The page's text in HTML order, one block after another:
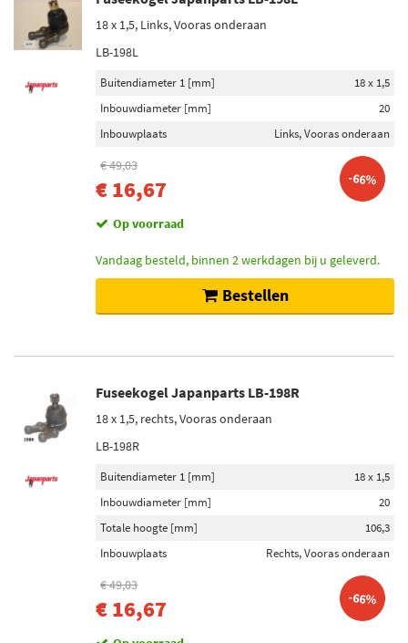
18 x 1,5, Links, Vooras onderaan
LB-198L
Buitendiameter 1 [mm]
18 x 1,5
Inbouwdiameter [mm]
20
Inbouwplaats
Links, Vooras onderaan
€ 49,03
€ 16,67 -66%
Op voorraad
Vandaag besteld, binnen 2 werkdagen bij u geleverd.
Bestellen
Fuseekogel Japanparts LB-198R
18 x 1,5, rechts, Vooras onderaan
LB-198R
Buitendiameter 1 [mm]
18 x 1,5
Inbouwdiameter [mm]
20
Totale hoogte [mm]
106,3
Inbouwplaats
Rechts, Vooras onderaan
€ 49,03
€ 16,67 -66%